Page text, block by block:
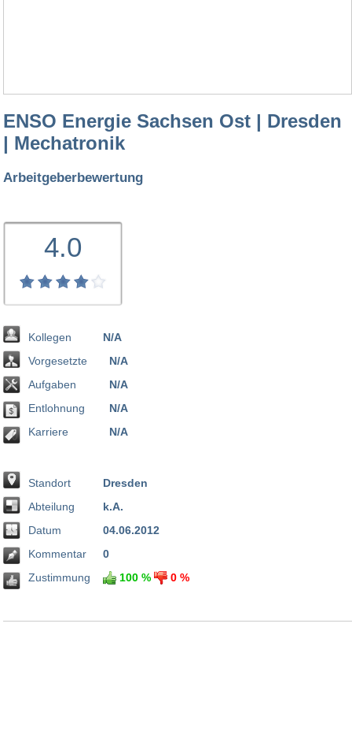
ENSO Energie Sachsen Ost | Dresden
| Mechatronik
Arbeitgeberbewertung
4.0
Kollegen
Vorgesetzte
Aufgaben
Entlohnung
Karriere
N/A
N/A
N/A
N/A
N/A
Standort
Abteilung
Datum
Kommentar
Zustimmung
Dresden
k.A.
04.06.2012
0
100 %
0 %